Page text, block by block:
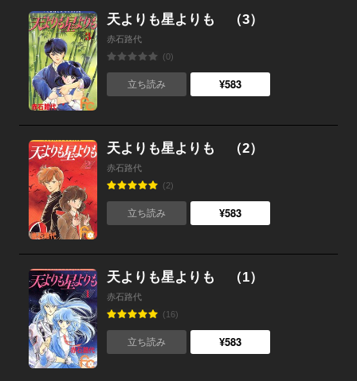
天よりも星よりも （3）
赤石路代
(0)
立ち読み ¥583
天よりも星よりも （2）
赤石路代
(2)
立ち読み ¥583
天よりも星よりも （1）
赤石路代
(16)
立ち読み ¥583